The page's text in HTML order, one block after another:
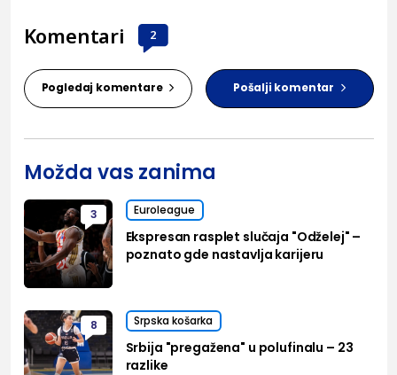
Komentari 2
Pogledaj komentare Pošalji komentar
Možda vas zanima
3 Euroleague
Ekspresan rasplet slučaja "Odželej" –
poznato gde nastavlja karijeru
8 Srpska košarka
Srbija "pregažena" u polufinalu – 23
razlike